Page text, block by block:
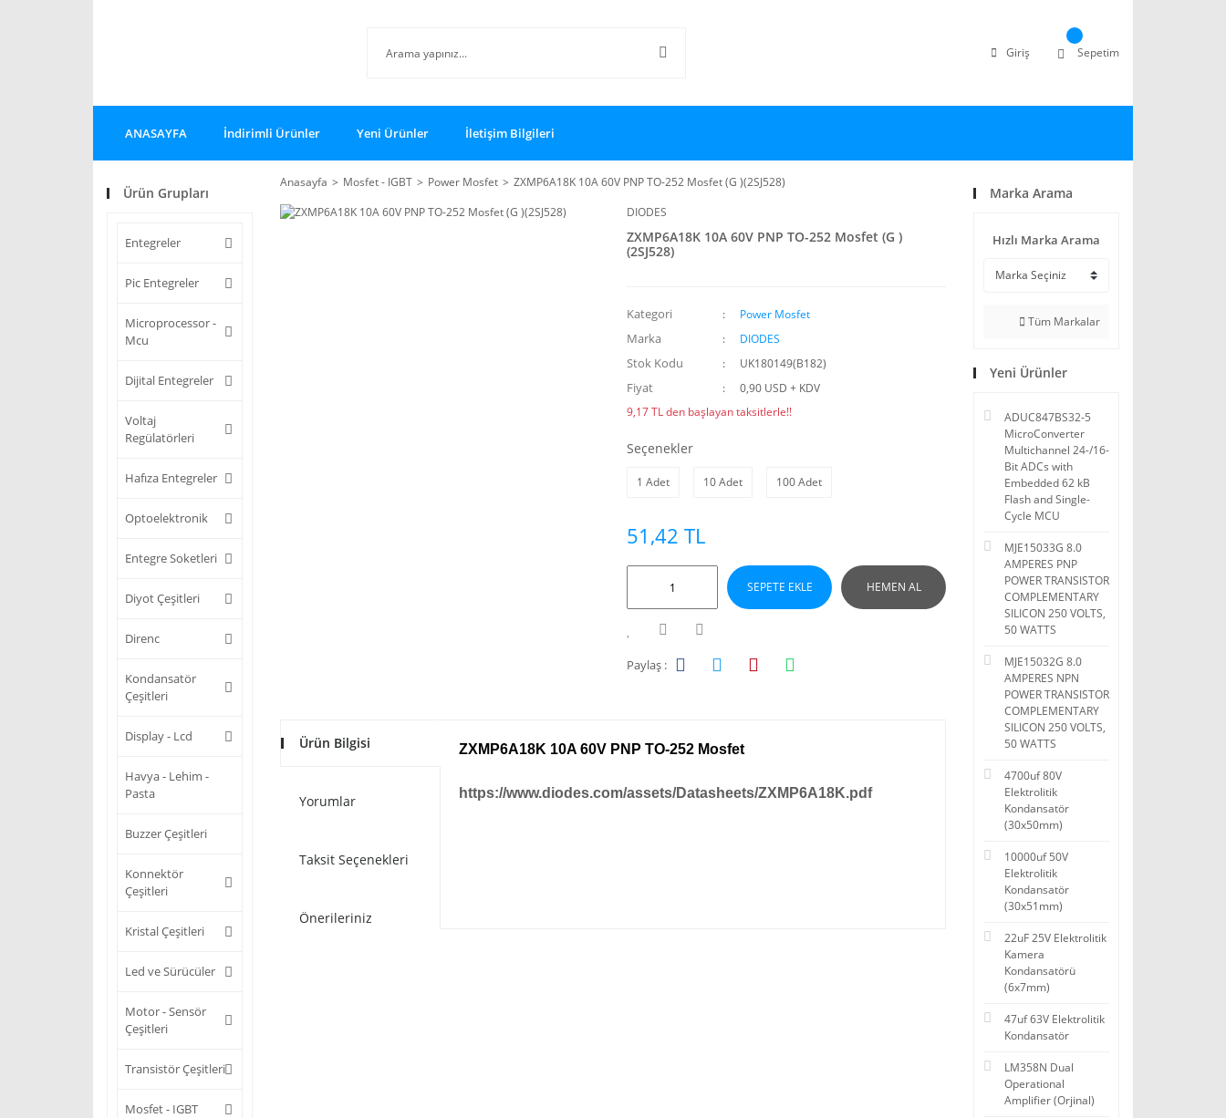
Giriş Sepetim
ANASAYFA İndirimli Ürünler Yeni Ürünler İletişim Bilgileri
Ürün Grupları
Entegreler
Pic Entegreler
Microprocessor -
Mcu
Dijital Entegreler
Voltaj
Regülatörleri
Hafıza Entegreler
Optoelektronik
Entegre Soketleri
Diyot Çeşitleri
Direnc
Kondansatör
Çeşitleri
Display - Lcd
Havya - Lehim -
Pasta
Buzzer Çeşitleri
Konnektör
Çeşitleri
Kristal Çeşitleri
Led ve Sürücüler
Motor - Sensör
Çeşitleri
Transistör Çeşitleri
Mosfet - IGBT
Anasayfa Mosfet - IGBT Power Mosfet
ZXMP6A18K 10A 60V PNP TO-252 Mosfet (G )(2SJ528)
DIODES
ZXMP6A18K 10A 60V PNP TO-252 Mosfet (G )
(2SJ528)
Kategori Power Mosfet
Marka DIODES
Stok Kodu UK180149(B182)
Fiyat
0,90 USD + KDV
9,17 TL den başlayan taksitlerle!!
Seçenekler
1 Adet 10 Adet 100 Adet
51,42 TL
SEPETE EKLE HEMEN AL
Paylaş :
Ürün Bilgisi
Yorumlar
Taksit Seçenekleri
Önerileriniz
ZXMP6A18K 10A 60V PNP TO-252 Mosfet
https://www.diodes.com/assets/Datasheets/ZXMP6A18K.pdf
Marka Arama
Hızlı Marka Arama
Tüm Markalar
Yeni Ürünler
ADUC847BS32-5
MicroConverter
Multichannel 24-/16-
Bit ADCs with
Embedded 62 kB
Flash and Single-
Cycle MCU
MJE15033G 8.0
AMPERES PNP
POWER TRANSISTOR
COMPLEMENTARY
SILICON 250 VOLTS,
50 WATTS
MJE15032G 8.0
AMPERES NPN
POWER TRANSISTOR
COMPLEMENTARY
SILICON 250 VOLTS,
50 WATTS
4700uf 80V
Elektrolitik
Kondansatör
(30x50mm)
10000uf 50V
Elektrolitik
Kondansatör
(30x51mm)
22uF 25V Elektrolitik
Kamera
Kondansatörü
(6x7mm)
47uf 63V Elektrolitik
Kondansatör
LM358N Dual
Operational
Amplifier (Orjinal)